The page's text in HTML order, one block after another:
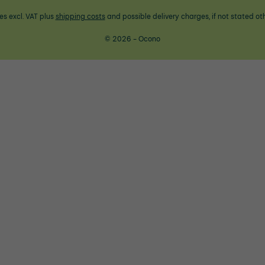
excl. VAT plus shipping costsand possible delivery charges, if not stated
© 2026 - Ocono